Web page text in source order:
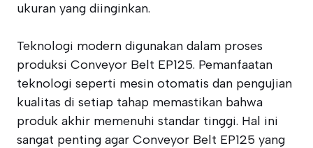
ukuran yang diinginkan.
Teknologi modern digunakan dalam proses
produksi Conveyor Belt EP125. Pemanfaatan
teknologi seperti mesin otomatis dan pengujian
kualitas di setiap tahap memastikan bahwa
produk akhir memenuhi standar tinggi. Hal ini
sangat penting agar Conveyor Belt EP125 yang